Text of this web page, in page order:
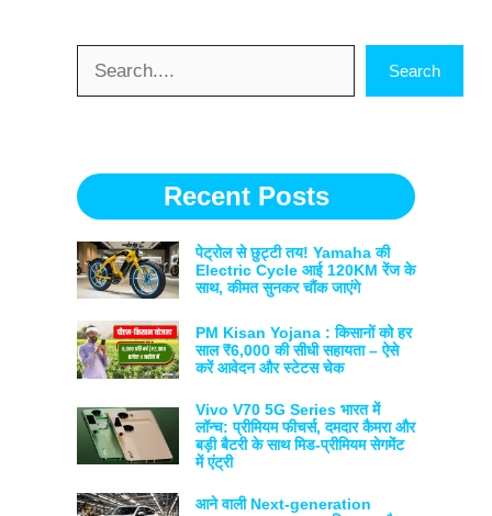
Search
Recent Posts
पेट्रोल से छुट्टी तय! Yamaha की
Electric Cycle आई 120KM रेंज के
साथ, कीमत सुनकर चौंक जाएंगे
PM Kisan Yojana : किसानों को हर
साल ₹6,000 की सीधी सहायता – ऐसे
करें आवेदन और स्टेटस चेक
Vivo V70 5G Series भारत में
लॉन्च: प्रीमियम फीचर्स, दमदार कैमरा और
बड़ी बैटरी के साथ मिड-प्रीमियम सेगमेंट
में एंट्री
आने वाली Next-generation